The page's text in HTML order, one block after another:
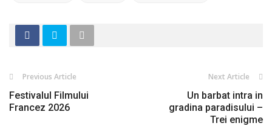
Previous Article
Festivalul Filmului
Francez 2026
Next Article
Un barbat intra in
gradina paradisului –
Trei enigme